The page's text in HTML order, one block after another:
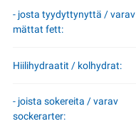
- josta tyydyttynyttä / varav
mättat fett:
Hiilihydraatit / kolhydrat:
- joista sokereita / varav
sockerarter: